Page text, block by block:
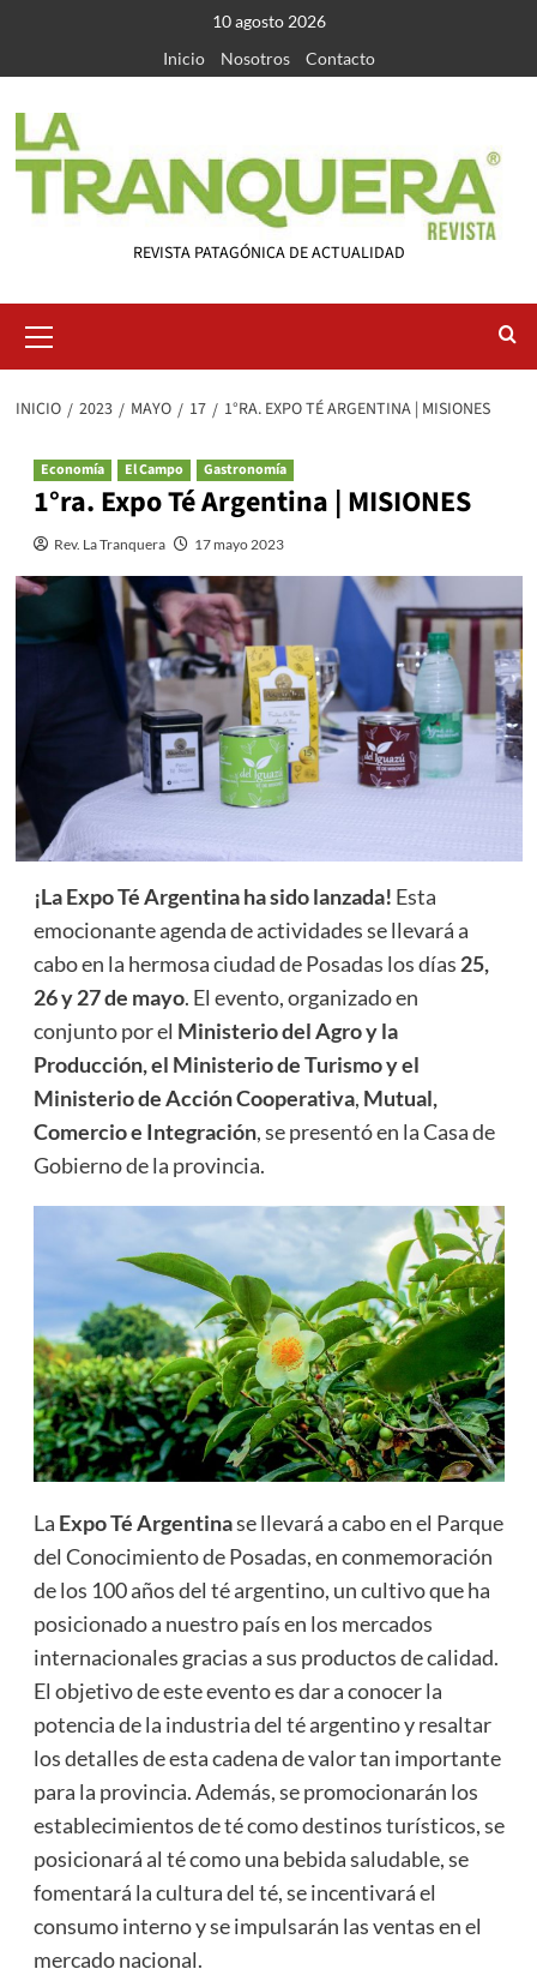
contenido
10 agosto 2026
Inicio
Nosotros Contacto
REVISTA PATAGÓNICA DE ACTUALIDAD
primario
INICIO 2023 MAYO 17 1°RA. EXPO TÉ ARGENTINA | MISIONES
Economía El Campo Gastronomía
1°ra. Expo Té Argentina | MISIONES
Rev. La Tranquera 17 mayo 2023
¡La Expo Té Argentina ha sido lanzada! Esta
emocionante agenda de actividades se llevará a
cabo en la hermosa ciudad de Posadas los días 25,
26 y 27 de mayo. El evento, organizado en
conjunto por el Ministerio del Agro y la
Producción, el Ministerio de Turismo y el
Ministerio de Acción Cooperativa, Mutual,
Comercio e Integración, se presentó en la Casa de
Gobierno de la provincia.
La Expo Té Argentinase llevará a cabo en el Parque
del Conocimiento de Posadas, en conmemoración
de los 100 años del té argentino, un cultivo que ha
posicionado a nuestro país en los mercados
internacionales gracias a sus productos de calidad.
El objetivo de este evento es dar a conocer la
potencia de la industria del té argentino y resaltar
los detalles de esta cadena de valor tan importante
para la provincia. Además, se promocionarán los
establecimientos de té como destinos turísticos, se
posicionará al té como una bebida saludable, se
fomentará la cultura del té, se incentivará el
consumo interno y se impulsarán las ventas en el
mercado nacional.